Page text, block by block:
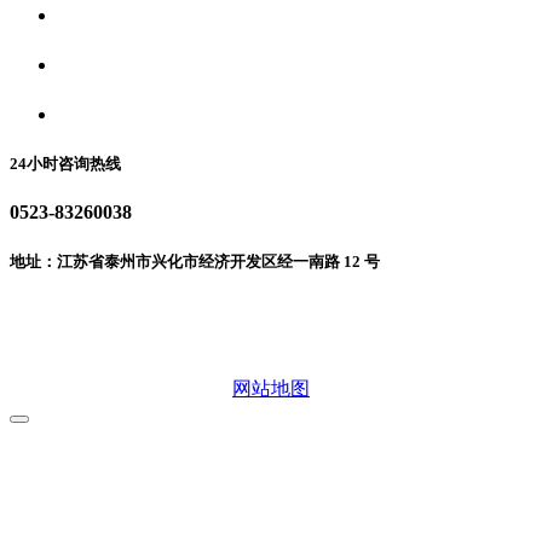
24小时咨询热线
0523-83260038
地址：江苏省泰州市兴化市经济开发区经一南路 12 号
网站地图